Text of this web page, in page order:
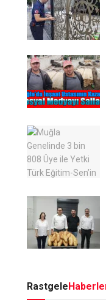
Rastgele